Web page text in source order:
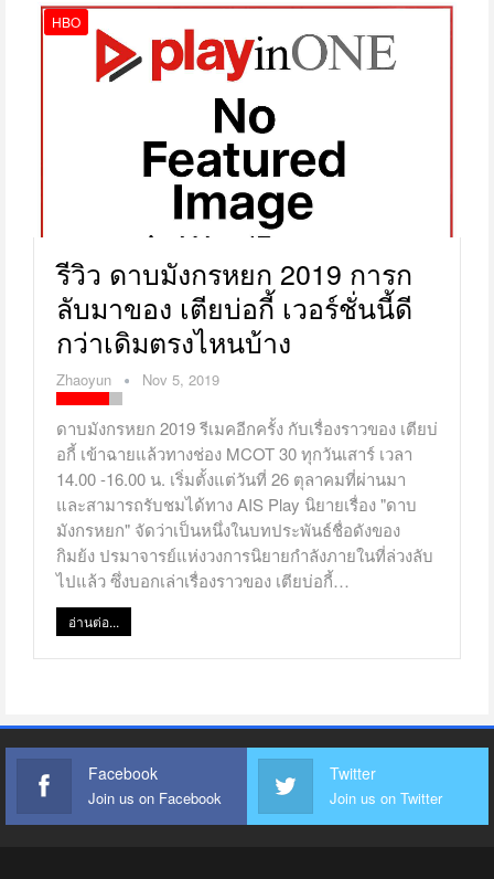
HBO
รีวิว ดาบมังกรหยก 2019 การก
ลับมาของ เตียบ่อกี้ เวอร์ชั่นนี้ดี
กว่าเดิมตรงไหนบ้าง
Zhaoyun Nov 5, 2019
ดาบมังกรหยก 2019 รีเมคอีกครั้ง กับเรื่องราวของ เตียบ่
อกี้ เข้าฉายแล้วทางช่อง MCOT 30 ทุกวันเสาร์ เวลา
14.00 -16.00 น. เริ่มตั้งแต่วันที่ 26 ตุลาคมที่ผ่านมา
และสามารถรับชมได้ทาง AIS Play นิยายเรื่อง "ดาบ
มังกรหยก" จัดว่าเป็นหนึ่งในบทประพันธ์ชื่อดังของ
กิมย้ง ปรมาจารย์แห่งวงการนิยายกำลังภายในที่ล่วงลับ
ไปแล้ว ซึ่งบอกเล่าเรื่องราวของ เตียบ่อกี้…
อ่านต่อ...
Facebook
Join us on Facebook
Twitter
Join us on Twitter